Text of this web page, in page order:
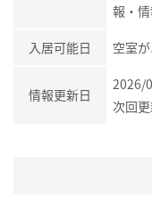
報・
入居可能日 空室
情報更新日
2026/
次回